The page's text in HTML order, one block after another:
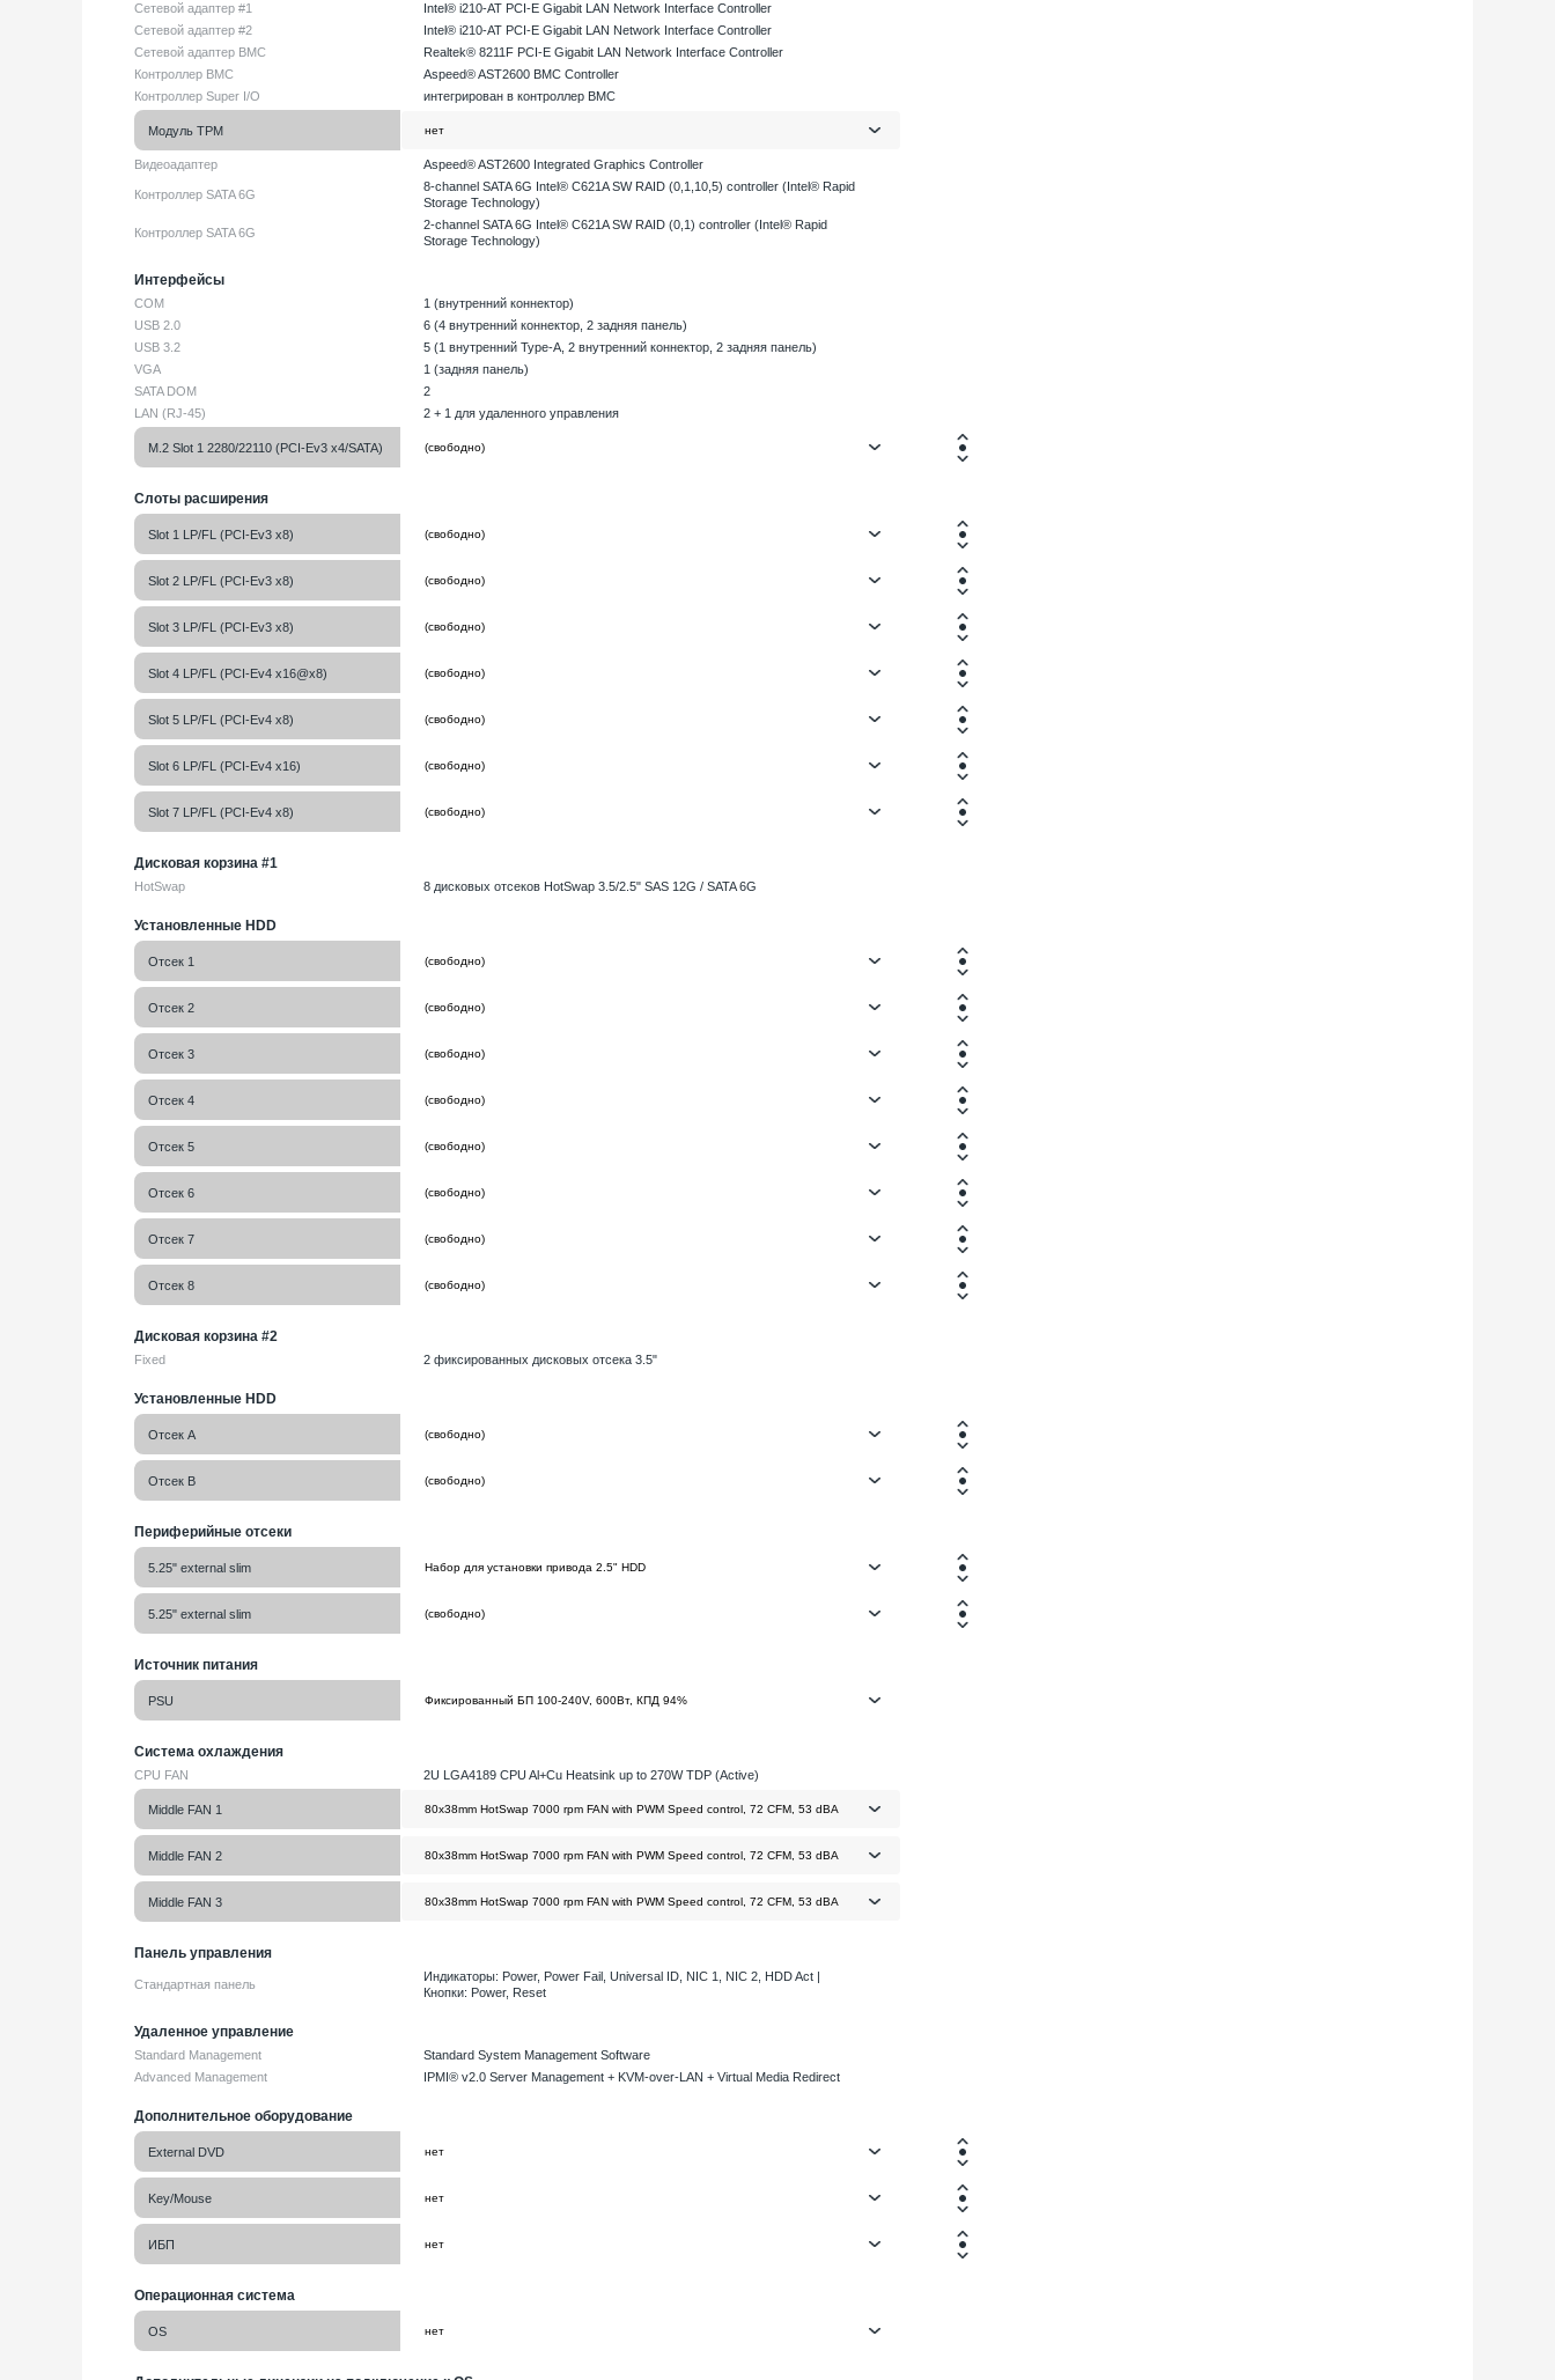
Сетевой адаптер #1
Intel® i210-AT PCI-E Gigabit LAN Network Interface Controller
Сетевой адаптер #2
Intel® i210-AT PCI-E Gigabit LAN Network Interface Controller
Сетевой адаптер BMC
Realtek® 8211F PCI-E Gigabit LAN Network Interface Controller
Контроллер BMC
Aspeed® AST2600 BMC Controller
Контроллер Super I/O
интегрирован в контроллер BMC
Модуль TPM
Видеоадаптер Aspeed® AST2600 Integrated Graphics Controller
Контроллер SATA 6G
8-channel SATA 6G Intel® C621A SW RAID (0,1,10,5) controller (Intel® Rapid
Storage Technology)
Контроллер SATA 6G
2-channel SATA 6G Intel® C621A SW RAID (0,1) controller (Intel® Rapid
Storage Technology)
Интерфейсы
COM
1 (внутренний коннектор)
USB 2.0
6 (4 внутренний коннектор, 2 задняя панель)
USB 3.2
5 (1 внутренний Type-A, 2 внутренний коннектор, 2 задняя панель)
VGA
1 (задняя панель)
SATA DOM
2
LAN (RJ-45)
2 + 1 для удаленного управления
M.2 Slot 1 2280/22110 (PCI-Ev3 x4/SATA)
Слоты расширения
Slot 1 LP/FL (PCI-Ev3 x8)
Slot 2 LP/FL (PCI-Ev3 x8)
Slot 3 LP/FL (PCI-Ev3 x8)
Slot 4 LP/FL (PCI-Ev4 x16@x8)
Slot 5 LP/FL (PCI-Ev4 x8)
Slot 6 LP/FL (PCI-Ev4 x16)
Slot 7 LP/FL (PCI-Ev4 x8)
Дисковая корзина #1
HotSwap 8 дисковых отсеков HotSwap 3.5/2.5" SAS 12G / SATA 6G
Установленные HDD
Отсек 1
Отсек 2
Отсек 3
Отсек 4
Отсек 5
Отсек 6
Отсек 7
Отсек 8
Дисковая корзина #2
Fixed 2 фиксированных дисковых отсека 3.5"
Установленные HDD
Отсек A
Отсек B
Периферийные отсеки
5.25" external slim
5.25" external slim
Источник питания
PSU
Система охлаждения
CPU FAN 2U LGA4189 CPU Al+Cu Heatsink up to 270W TDP (Active)
Middle FAN 1
Middle FAN 2
Middle FAN 3
Панель управления
Стандартная панель
Индикаторы: Power, Power Fail, Universal ID, NIC 1, NIC 2, HDD Act |
Кнопки: Power, Reset
Удаленное управление
Standard Management
Standard System Management Software
Advanced Management
IPMI® v2.0 Server Management + KVM-over-LAN + Virtual Media Redirect
Дополнительное оборудование
External DVD
Key/Mouse
ИБП
Операционная система
OS